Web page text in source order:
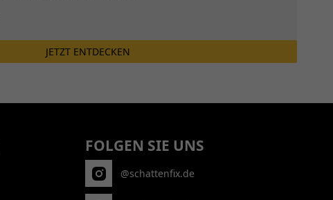
JETZT ENTDECKEN
FOLGEN SIE UNS
@schattenfix.de